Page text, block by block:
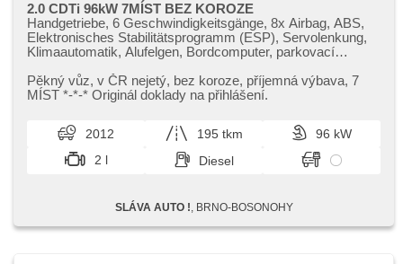
2.0 CDTi 96kW 7MÍST BEZ KOROZE
Handgetriebe, 6 Geschwindigkeitsgänge, 8x Airbag, ABS,
Elektronisches Stabilitätsprogramm (ESP), Servolenkung,
Klimaautomatik, Alufelgen, Bordcomputer, parkovací
Beifahrerairbagdeaktivierung, El. Seitenscheiben, El.
Spiegel, Wegfahrsperre, Zentralverriegelung mit
Nebelscheinwerfer, USB, Autoradio, CD-Spieler,
Außenthermometer, Klimaablage, Teilbare Rücksitzbank,
zadní loketní opěrka, Heckscheibenwischer, Getönte
Scheiben, zatmavená zadní skla, přední pohon,
Pěkný vůz,​ v ČR nejetý,​ bez koroze,​ příjemná výbava,​ 7
MÍST ​*​-​*​-​* Originál doklady na přihlášení.
2012 195 tkm
96 kW
2 l
Diesel
SLÁVA AUTO ! , BRNO-BOSONOHY